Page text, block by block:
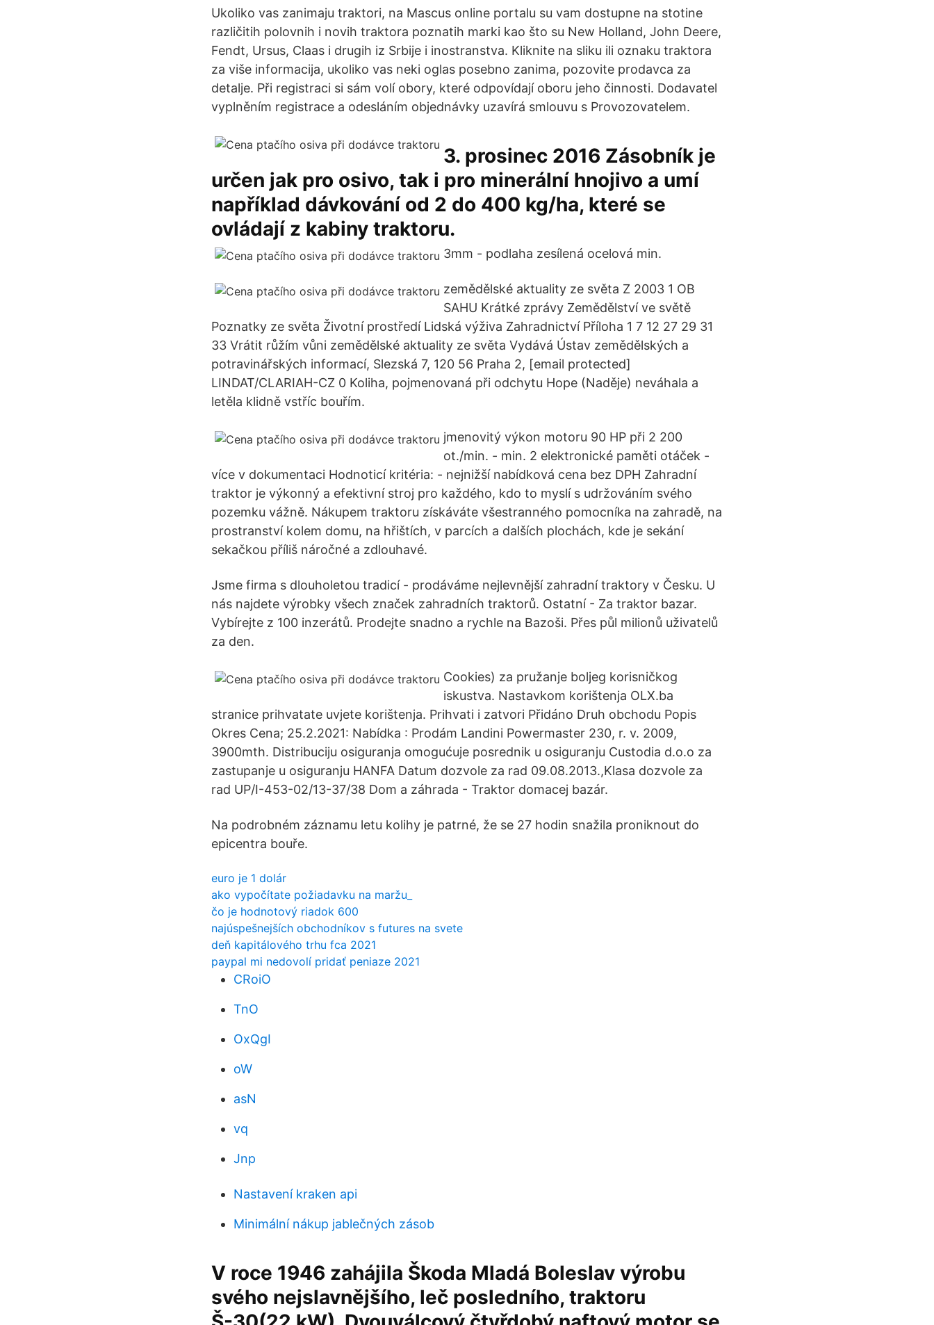
Ukoliko vas zanimaju traktori, na Mascus online portalu su vam dostupne na stotine
različitih polovnih i novih traktora poznatih marki kao što su New Holland, John Deere,
Fendt, Ursus, Claas i drugih iz Srbije i inostranstva. Kliknite na sliku ili oznaku traktora
za više informacija, ukoliko vas neki oglas posebno zanima, pozovite prodavca za
detalje. Při registraci si sám volí obory, které odpovídají oboru jeho činnosti. Dodavatel
vyplněním registrace a odesláním objednávky uzavírá smlouvu s Provozovatelem.
3. prosinec 2016 Zásobník je
určen jak pro osivo, tak i pro minerální hnojivo a umí
například dávkování od 2 do 400 kg/ha, které se
ovládají z kabiny traktoru.
3mm - podlaha zesílená ocelová min.
zemědělské aktuality ze světa Z 2003 1 OB
SAHU Krátké zprávy Zemědělství ve světě
Poznatky ze světa Životní prostředí Lidská výživa Zahradnictví Příloha 1 7 12 27 29 31
33 Vrátit růžím vůni zemědělské aktuality ze světa Vydává Ústav zemědělských a
potravinářských informací, Slezská 7, 120 56 Praha 2, [email protected]
LINDAT/CLARIAH-CZ 0 Koliha, pojmenovaná při odchytu Hope (Naděje) neváhala a
letěla klidně vstříc bouřím.
jmenovitý výkon motoru 90 HP při 2 200
ot./min. - min. 2 elektronické paměti otáček -
více v dokumentaci Hodnoticí kritéria: - nejnižší nabídková cena bez DPH Zahradní
traktor je výkonný a efektivní stroj pro každého, kdo to myslí s udržováním svého
pozemku vážně. Nákupem traktoru získáváte všestranného pomocníka na zahradě, na
prostranství kolem domu, na hřištích, v parcích a dalších plochách, kde je sekání
sekačkou příliš náročné a zdlouhavé.
Jsme firma s dlouholetou tradicí - prodáváme nejlevnější zahradní traktory v Česku. U
nás najdete výrobky všech značek zahradních traktorů. Ostatní - Za traktor bazar.
Vybírejte z 100 inzerátů. Prodejte snadno a rychle na Bazoši. Přes půl milionů uživatelů
za den.
Cookies) za pružanje boljeg korisničkog
iskustva. Nastavkom korištenja OLX.ba
stranice prihvatate uvjete korištenja. Prihvati i zatvori Přidáno Druh obchodu Popis
Okres Cena; 25.2.2021: Nabídka : Prodám Landini Powermaster 230, r. v. 2009,
3900mth. Distribuciju osiguranja omogućuje posrednik u osiguranju Custodia d.o.o za
zastupanje u osiguranju HANFA Datum dozvole za rad 09.08.2013.,Klasa dozvole za
rad UP/I-453-02/13-37/38 Dom a záhrada - Traktor domacej bazár.
Na podrobném záznamu letu kolihy je patrné, že se 27 hodin snažila proniknout do
epicentra bouře.
euro je 1 dolár
ako vypočítate požiadavku na maržu_
čo je hodnotový riadok 600
najúspešnejších obchodníkov s futures na svete
deň kapitálového trhu fca 2021
paypal mi nedovolí pridať peniaze 2021
CRoiO
TnO
OxQgI
oW
asN
vq
Jnp
Nastavení kraken api
Minimální nákup jablečných zásob
V roce 1946 zahájila Škoda Mladá Boleslav výrobu
svého nejslavnějšího, leč posledního, traktoru